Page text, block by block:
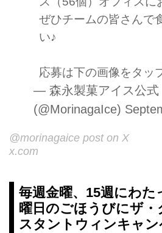
ぜひチームの皆さんで
い♪
応募は下の画像をタッ
— 森永製菓アイス公式
(@MorinagaIce)
@morinagaice post on X
x.com
毎週金曜、15週にわた
曜日のごほうびにザ
スタントウィンキャン